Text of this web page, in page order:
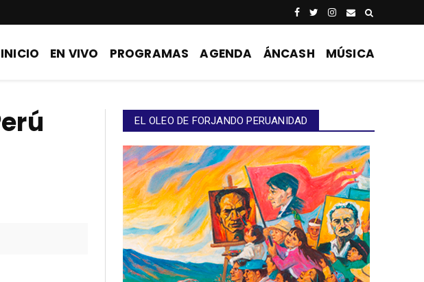
INICIO EN VIVO PROGRAMAS AGENDA ÁNCASH MÚSICA
EL OLEO DE FORJANDO PERUANIDAD